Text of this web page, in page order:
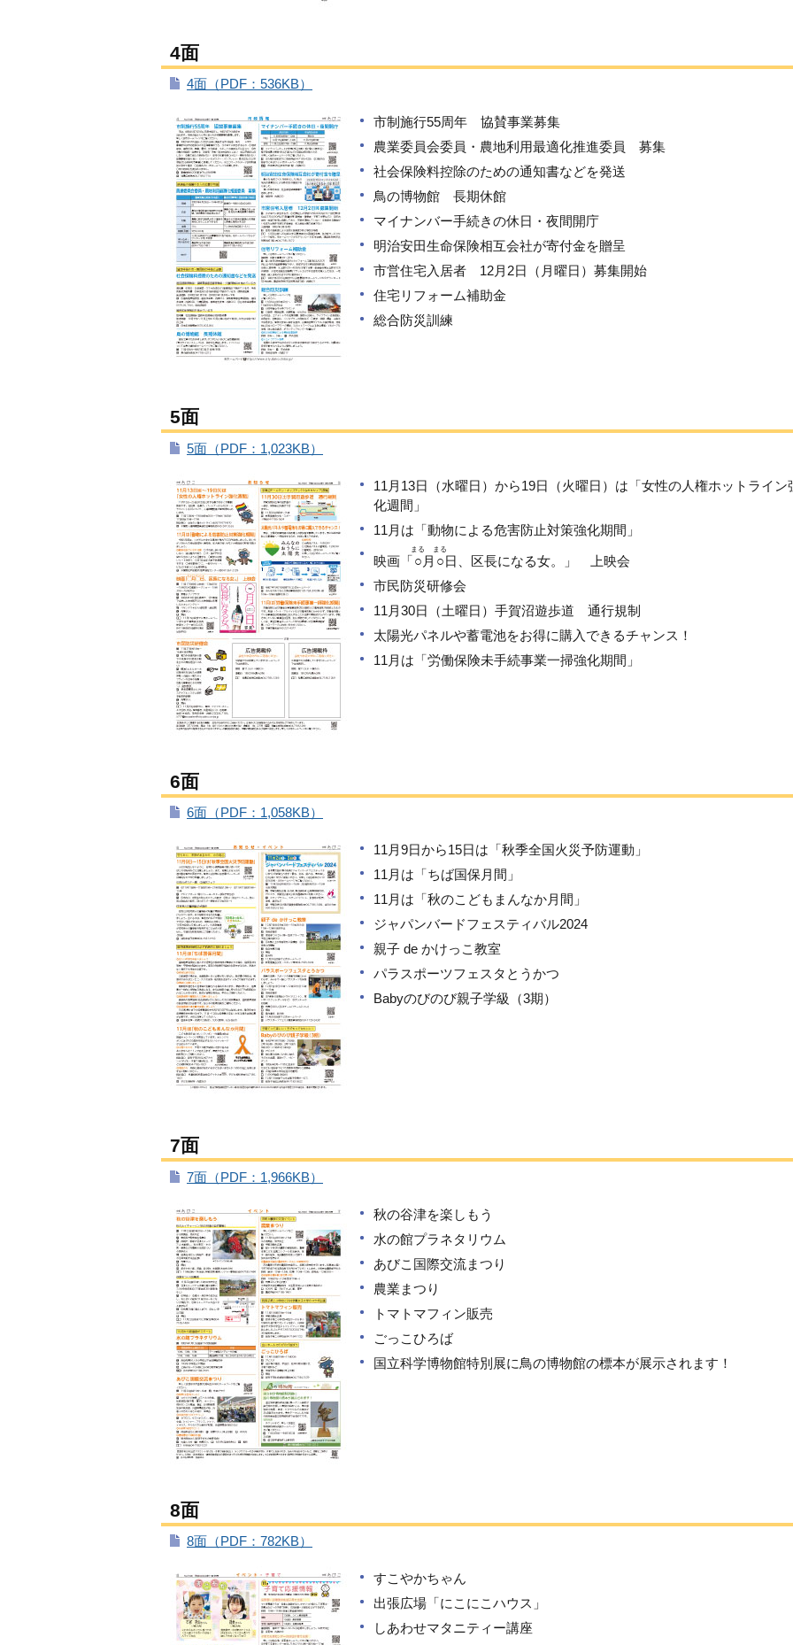
4面
4面（PDF：536KB）
市制施行55周年 協賛事業募集
農業委員会委員・農地利用最適化推進委員 募集
社会保険料控除のための通知書などを発送
鳥の博物館 長期休館
マイナンバー手続きの休日・夜間開庁
明治安田生命保険相互会社が寄付金を贈呈
市営住宅入居者 12月2日（月曜日）募集開始
住宅リフォーム補助金
総合防災訓練
5面
5面（PDF：1,023KB）
11月13日（水曜日）から19日（火曜日）は「女性の人権ホットライン
化週間」
11月は「動物による危害防止対策強化期間」
映画「○
まる
月 ○
まる
日、区長になる女。」 上映会
市民防災研修会
11月30日（土曜日）手賀沼遊歩道 通行規制
太陽光パネルや蓄電池をお得に購入できるチャンス！
11月は「労働保険未手続事業一掃強化期間」
6面
6面（PDF：1,058KB）
11月9日から15日は「秋季全国火災予防運動」
11月は「ちば国保月間」
11月は「秋のこどもまんなか月間」
ジャパンバードフェスティバル2024
親子 de かけっこ教室
パラスポーツフェスタとうかつ
Babyのびのび親子学級（3期）
7面
7面（PDF：1,966KB）
秋の谷津を楽しもう
水の館プラネタリウム
あびこ国際交流まつり
農業まつり
トマトマフィン販売
ごっこひろば
国立科学博物館特別展に鳥の博物館の標本が展示されます！
8面
8面（PDF：782KB）
すこやかちゃん
出張広場「にこにこハウス」
しあわせマタニティー講座